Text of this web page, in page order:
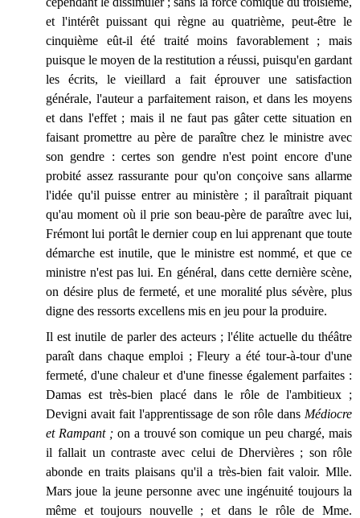
et l'intérêt puissant qui règne au quatrième, peut-être le
cinquième eût-il été traité moins favorablement ; mais
puisque le moyen de la restitution a réussi, puisqu'en gardant
les écrits, le vieillard a fait éprouver une satisfaction
générale, l'auteur a parfaitement raison, et dans les moyens
et dans l'effet ; mais il ne faut pas gâter cette situation en
faisant promettre au père de paraître chez le ministre avec
son gendre : certes son gendre n'est point encore d'une
probité assez rassurante pour qu'on conçoive sans allarme
l'idée qu'il puisse entrer au ministère ; il paraîtrait piquant
qu'au moment où il prie son beau-père de paraître avec lui,
Frémont lui portât le dernier coup en lui apprenant que toute
démarche est inutile, que le ministre est nommé, et que ce
ministre n'est pas lui. En général, dans cette dernière scène,
on désire plus de fermeté, et une moralité plus sévère, plus
digne des ressorts excellens mis en jeu pour la produire.
Il est inutile de parler des acteurs ; l'élite actuelle du théâtre
paraît dans chaque emploi ; Fleury a été tour-à-tour d'une
fermeté, d'une chaleur et d'une finesse également parfaites :
Damas est très-bien placé dans le rôle de l'ambitieux ;
Devigni avait fait l'apprentissage de son rôle dans Médiocre
et Rampant ; on a trouvé son comique un peu chargé, mais
il fallait un contraste avec celui de Dhervières ; son rôle
abonde en traits plaisans qu'il a très-bien fait valoir. Mlle.
Mars joue la jeune personne avec une ingénuité toujours la
même et toujours nouvelle ; et dans le rôle de Mme.